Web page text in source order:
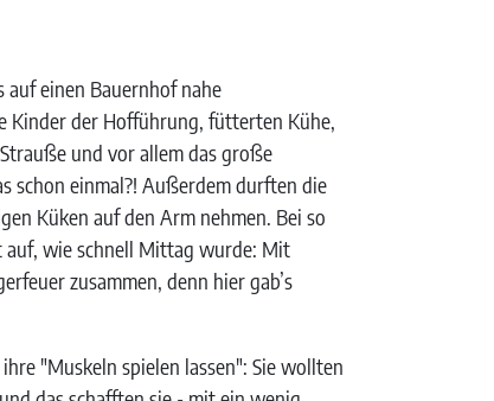
auf einen Bauernhof nahe
Kinder der Hofführung, fütterten Kühe,
und vor allem das große
schon einmal?! Außerdem durften die
Küken auf den Arm nehmen. Bei so
auf, wie schnell Mittag wurde: Mit
zusammen, denn hier gab’s
"Muskeln spielen lassen": Sie wollten